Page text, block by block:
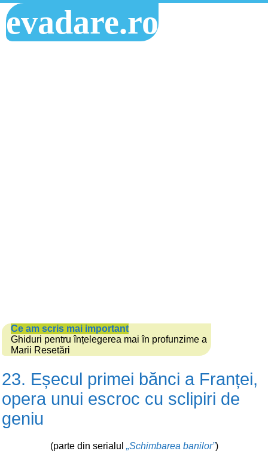
evadare.ro
Ce am scris mai important
Ghiduri pentru înțelegerea mai în profunzime a
Marii Resetări
23. Eșecul primei bănci a Franței,
opera unui escroc cu sclipiri de
geniu
(parte din serialul „Schimbarea banilor”)